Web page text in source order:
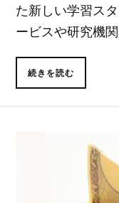
た新しい学習ス
ービスや研究機
続きを読む